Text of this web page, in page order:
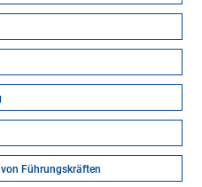
Führungskräften